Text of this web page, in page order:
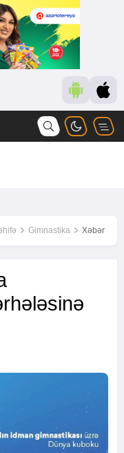
Gimnastika Xəbər